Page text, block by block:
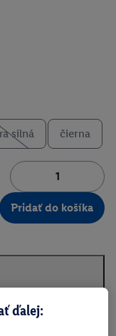
silná čierna
Pridať do košíka
ďalej: